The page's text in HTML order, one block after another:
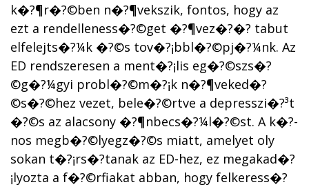
k�?¶r�?©ben n�?¶vekszik, fontos, hogy az
ezt a rendelleness�?©get �?¶vez�?�? tabut
elfelejts�?¼k �?©s tov�?¡bbl�?©pj�?¼nk. Az
ED rendszeresen a ment�?¡lis eg�?©szs�?
©g�?¼gyi probl�?©m�?¡k n�?¶veked�?
©s�?©hez vezet, bele�?©rtve a depresszi�?³t
�?©s az alacsony �?¶nbecs�?¼l�?©st. A k�?­
nos megb�?©lyegz�?©s miatt, amelyet oly
sokan t�?¡rs�?­tanak az ED-hez, ez megakad�?
¡lyozta a f�?©rfiakat abban, hogy felkeress�?